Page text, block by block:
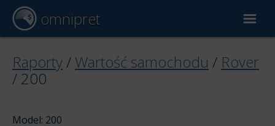
omnipret
Wycena samochodu
Raporty / Wartość samochodu / Rover
/ 200
Model: 200